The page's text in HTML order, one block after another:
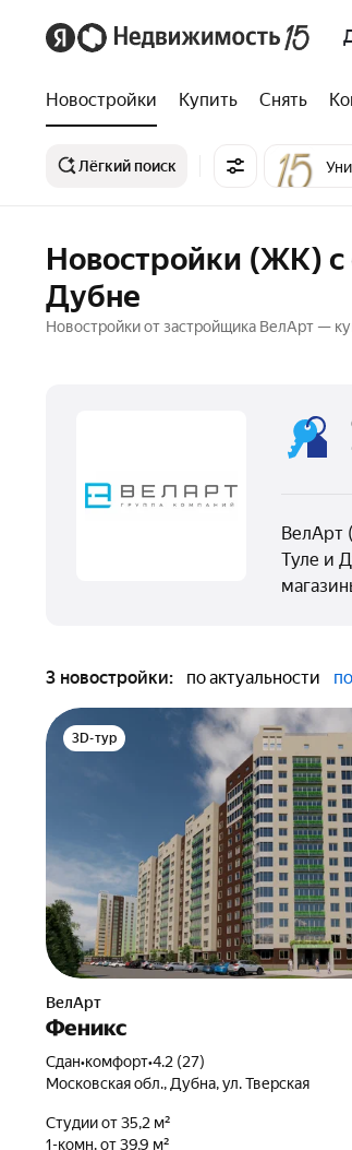
Новостройки Купить Снять
Лёгкий поиск
Новостройки (ЖК) с
Дубне
Новостройки от застройщика ВелАрт —
ВелАрт
Туле и
3 новостройки: по актуальности
3D-тур
ВелАрт
Феникс
Сдан•комфорт•4.2 (27)
Московская обл., Дубна, ул. Тверская
Студии от 35,2 м²
1-комн. от 39,9 м²